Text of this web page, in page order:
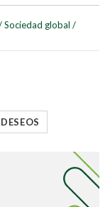
Buscar
Sociedad global /